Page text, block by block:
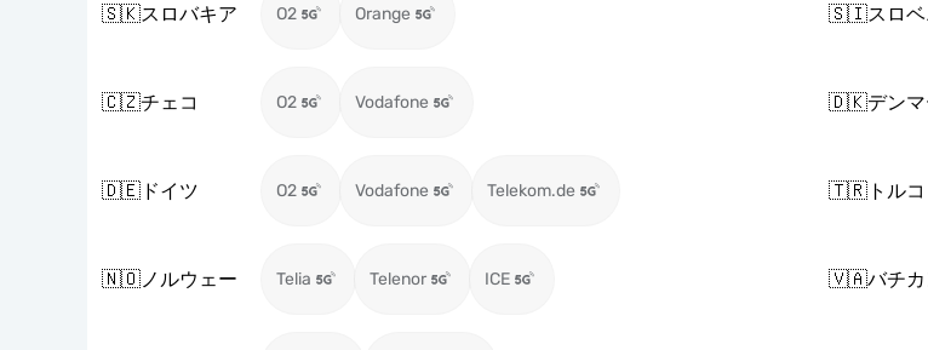
🇸🇰スロバキア O2 Orange 🇸🇮スロ
🇨🇿チェコ O2 Vodafone 🇩🇰デン
🇩🇪 ドイツ O2 Vodafone Telekom.de 🇹🇷 トルコ
🇳🇴 ノルウェー Telia Telenor ICE 🇻🇦バチ